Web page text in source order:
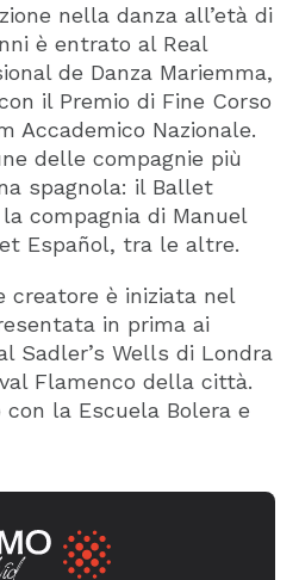
nella danza all’età di
è entrato al Real
de Danza Mariemma,
il Premio di Fine Corso
Accademico Nazionale.
delle compagnie più
spagnola: il Ballet
compagnia di Manuel
Español, tra le altre.
creatore è iniziata nel
in prima ai
Sadler’s Wells di Londra
Flamenco della città.
la Escuela Bolera e